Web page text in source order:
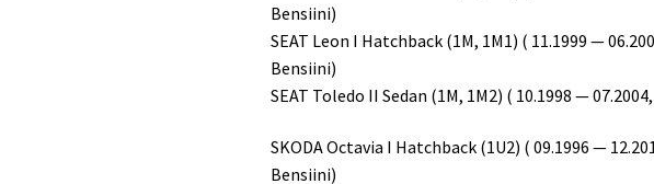
Bensiini)
SEAT Leon I Hatchback (1M, 1M1) ( 11.1999 —
Bensiini)
SEAT Toledo II Sedan (1M, 1M2) ( 10.1998 —
SKODA Octavia I Hatchback (1U2) ( 09.1996 —
Bensiini)